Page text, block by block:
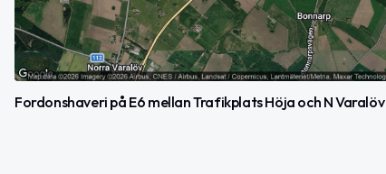
Fordonshaveri på E6 mellan Trafikplats Höja och N Varalöv